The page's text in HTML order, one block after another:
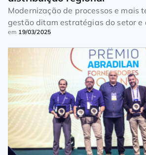
Modernização de processos e mais
gestão ditam estratégias do setor e
primeiro dia
em 19/03/2025